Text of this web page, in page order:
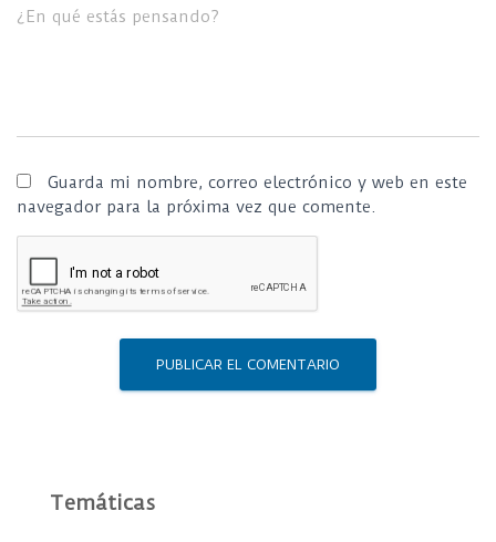
¿En qué estás pensando?
Guarda mi nombre, correo electrónico y web en este
navegador para la próxima vez que comente.
Temáticas